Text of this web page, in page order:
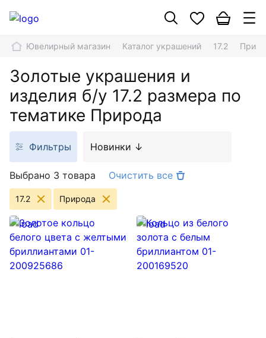
Ювелирный магазин Каталог украшений 17.2
Золотые украшения и
изделия б/у 17.2 размера по
тематике Природа
Выбрано 3 товара Очистить все
17.2 Природа
Фильтры Новинки ↓